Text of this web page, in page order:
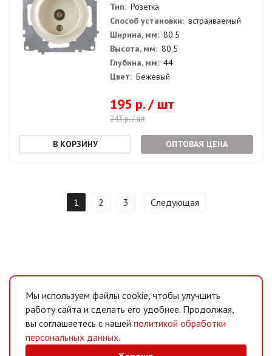
Тип: Розетка
Способ установки: встраиваемый
Ширина, мм: 80.5
Высота, мм: 80.5
Глубина, мм: 44
Цвет: Бежевый
195 р. / шт
243 р. / шт
ОПТОВАЯ ЦЕНА
1 2 3 Следующая
Мы используем файлы cookie, чтобы улучшить
работу сайта и сделать его удобнее. Продолжая,
вы соглашаетесь с нашей политикой обработки
персональных данных.